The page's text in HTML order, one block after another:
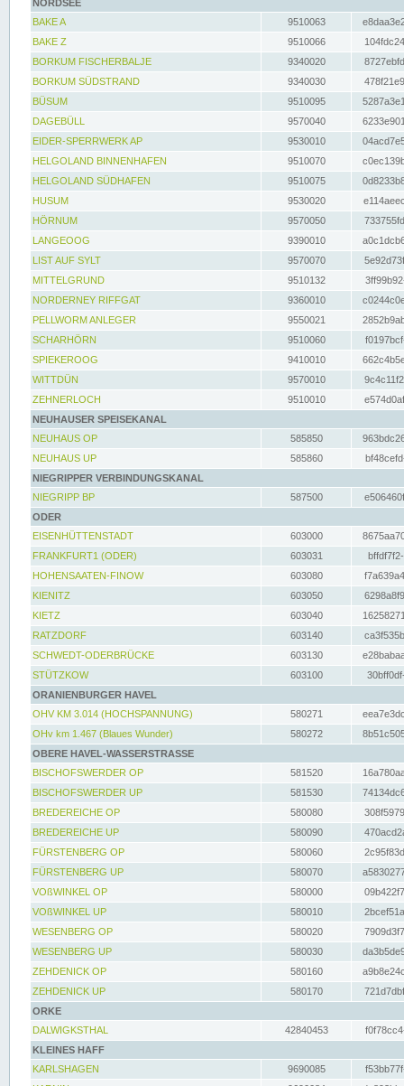
NORDSEE
BAKE A
9510063
BAKE Z
9510066
BORKUM FISCHERBALJE
9340020
BORKUM SÜDSTRAND
9340030
BÜSUM
9510095
DAGEBÜLL
9570040
EIDER-SPERRWERK AP
9530010
HELGOLAND BINNENHAFEN
9510070
HELGOLAND SÜDHAFEN
9510075
HUSUM
9530020
HÖRNUM
9570050
LANGEOOG
9390010
LIST AUF SYLT
9570070
MITTELGRUND
9510132
NORDERNEY RIFFGAT
9360010
PELLWORM ANLEGER
9550021
SCHARHÖRN
9510060
SPIEKEROOG
9410010
WITTDÜN
9570010
ZEHNERLOCH
9510010
NEUHAUSER SPEISEKANAL
NEUHAUS OP
585850
NEUHAUS UP
585860
NIEGRIPPER VERBINDUNGSKANAL
NIEGRIPP BP
587500
ODER
EISENHÜTTENSTADT
603000
FRANKFURT1 (ODER)
603031
HOHENSAATEN-FINOW
603080
KIENITZ
603050
KIETZ
603040
RATZDORF
603140
SCHWEDT-ODERBRÜCKE
603130
STÜTZKOW
603100
ORANIENBURGER HAVEL
OHV KM 3.014 (HOCHSPANNUNG)
580271
OHv km 1.467 (Blaues Wunder)
580272
OBERE HAVEL-WASSERSTRASSE
BISCHOFSWERDER OP
581520
BISCHOFSWERDER UP
581530
BREDEREICHE OP
580080
BREDEREICHE UP
580090
FÜRSTENBERG OP
580060
FÜRSTENBERG UP
580070
VOßWINKEL OP
580000
VOßWINKEL UP
580010
WESENBERG OP
580020
WESENBERG UP
580030
ZEHDENICK OP
580160
ZEHDENICK UP
580170
ORKE
DALWIGKSTHAL
42840453
KLEINES HAFF
KARLSHAGEN
9690085